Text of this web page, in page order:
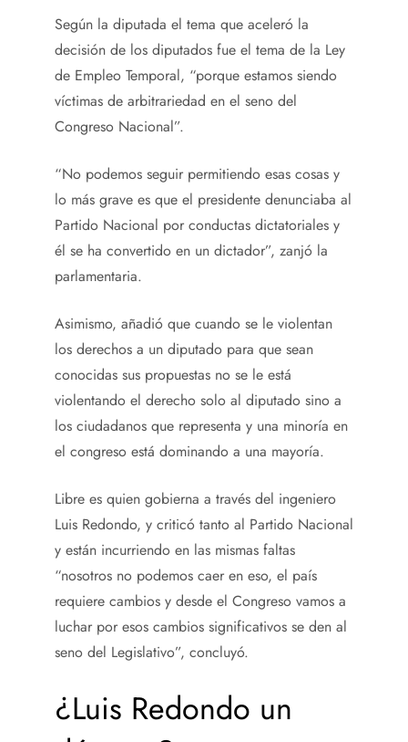
Según la diputada el tema que aceleró la
decisión de los diputados fue el tema de la Ley
de Empleo Temporal, “porque estamos siendo
víctimas de arbitrariedad en el seno del
Congreso Nacional”.
“No podemos seguir permitiendo esas cosas y
lo más grave es que el presidente denunciaba al
Partido Nacional por conductas dictatoriales y
él se ha convertido en un dictador”, zanjó la
parlamentaria.
Asimismo, añadió que cuando se le violentan
los derechos a un diputado para que sean
conocidas sus propuestas no se le está
violentando el derecho solo al diputado sino a
los ciudadanos que representa y una minoría en
el congreso está dominando a una mayoría.
Libre es quien gobierna a través del ingeniero
Luis Redondo, y criticó tanto al Partido Nacional
y están incurriendo en las mismas faltas
“nosotros no podemos caer en eso, el país
requiere cambios y desde el Congreso vamos a
luchar por esos cambios significativos se den al
seno del Legislativo”, concluyó.
¿Luis Redondo un